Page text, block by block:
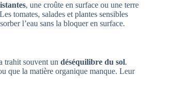
, une croûte en surface ou une terre
tomates, salades et plantes sensibles
l’eau sans la bloquer en surface.
trahit souvent un déséquilibre du sol.
que la matière organique manque. Leur